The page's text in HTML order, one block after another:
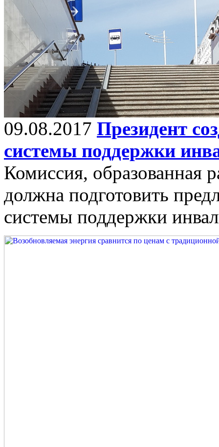
09.08.2017 Президент
системы поддержки
Комиссия, образованная
должна подготовить
системы поддержки